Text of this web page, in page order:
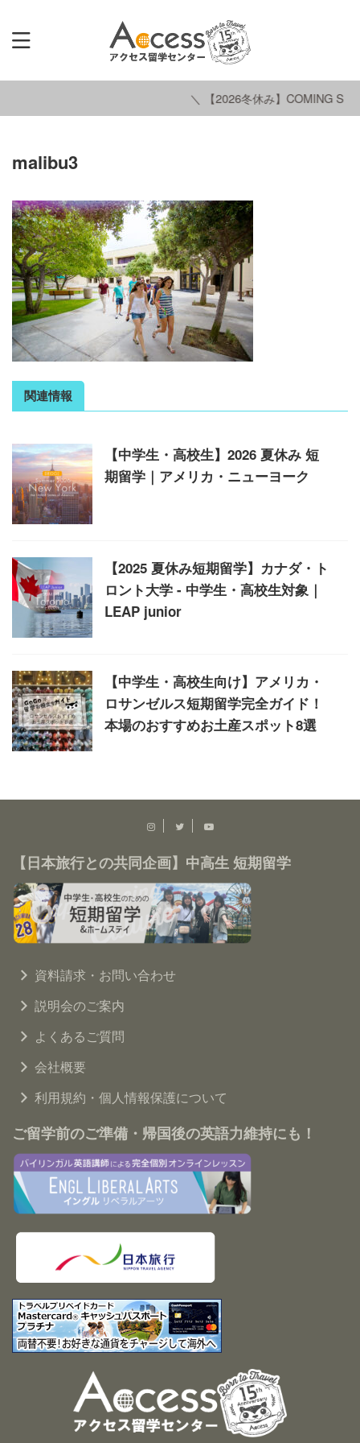
＼ 【2026冬休み】COMING
malibu3
関連情報
【中学生・高校生】2026 夏休み 短
期留学｜アメリカ・ニューヨーク
【2025 夏休み短期留学】カナダ・ト
ロント大学 - 中学生・高校生対象｜
LEAP junior
【中学生・高校生向け】アメリカ・
ロサンゼルス短期留学完全ガイド！
本場のおすすめお土産スポット8選
【日本旅行との共同企画】中高生 短期留学
資料請求・お問い合わせ
説明会のご案内
よくあるご質問
会社概要
利用規約・個人情報保護について
ご留学前のご準備・帰国後の英語力維持にも！